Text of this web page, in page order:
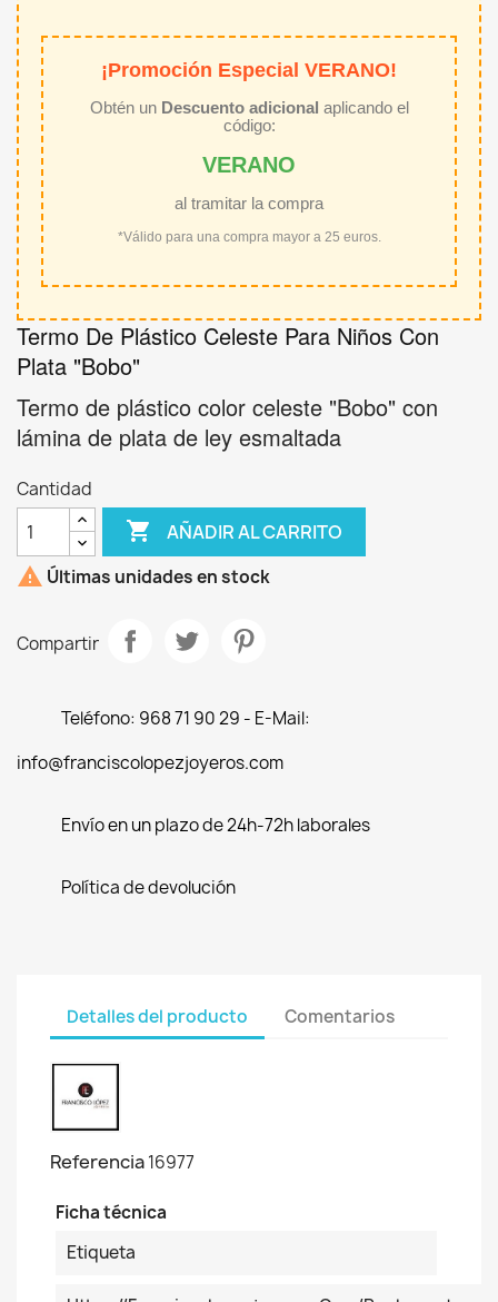
¡Promoción Especial VERANO!
Obtén un Descuento adicional aplicando el
código:
VERANO
al tramitar la compra
*Válido para una compra mayor a 25 euros.
Termo De Plástico Celeste Para Niños Con
Plata "Bobo"
Termo de plástico color celeste "Bobo" con
lámina de plata de ley esmaltada
Cantidad
 AÑADIR AL CARRITO
 Últimas unidades en stock
Compartir
Teléfono: 968 71 90 29 - E-Mail:
info@franciscolopezjoyeros.com
Envío en un plazo de 24h-72h laborales
Política de devolución
Detalles del producto Comentarios
Referencia16977
Ficha técnica
Etiqueta